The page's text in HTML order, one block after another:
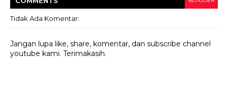
Tidak Ada Komentar:
Jangan lupa like, share, komentar, dan subscribe channel
youtube kami. Terimakasih.